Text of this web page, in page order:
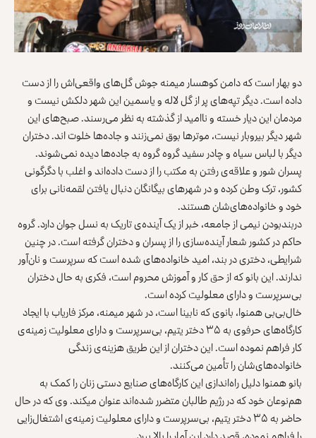
دو بهار است که دامن کوهسار میمنه جوش‌ گل‌های واقعی‌اش را از دست
داده است. دیگر تپه‌های پر از گل‌ لاله و یاسمین این شهر دلکش نیست و
مردمان این دیار خسته و ناامید از گذشته به نظر می‌رسند. صبح‌های این
شهر دیگر بیروبار نیست، موترها بوق نمی‌زنند و جاده‌ها خلوت اند. دختران
دیگر با لباس سیاه و چادر سفید گروه گروه به جاده‌ها دیده نمی‌شوند.
پسران شور و علاقه‌ی رفتن به مکتب را از دست داده‌اند و اغلب با دگرگونی
کشور، ترک وطن کرده و در شهرهای بیگانگان دنبال یافتن لقمه‌نانی برای
خود و خانواده‌های‌شان هستند.
دربندبودن نیمی از جامعه، خبر از یک آینده‌ی تاریک به نسل جوان دارد. گروه
حاکم در کشور شعار آینده‌سازی را از پسران و دختران گرفته است. در چنین
شرایطی، دختری در بند، امید خانواده‌های شده است که سرپرست و نان‌آور
ندارند. این بانو که از حق کار و آموزش محروم است، فکری به حال دختران
بی‌سرپرست و دارای معلولیت کرده است.
خال‌بی‌بی همنوا، بانوی که نابینا است، در شهر میمنه، مرکز فاریاب با ایجاد
کارگاه‌های حرفوی به ۳۵ دختر یتیم، بی‌سرپرست و دارای معلولیت زمینه‌ی
کار فراهم نموده است. این دختران از این طریق هزینه‌ی زندگی‌
خانواده‌های‌شان را تأمین می‌کنند.
بانو همنوا دلیل راه‌اندازی این کارگاه‌های صنایع دستی زنان را کمک به
هم‌نوعان خود که در رژیم طالبان متضرر شده‌اند عنوان می‎کند. وی که در حال
حاضر به ۳۵ دختر یتیم، بی‌سرپرست و دارای معلولیت زمینه‌ی اشتغال‌زایی